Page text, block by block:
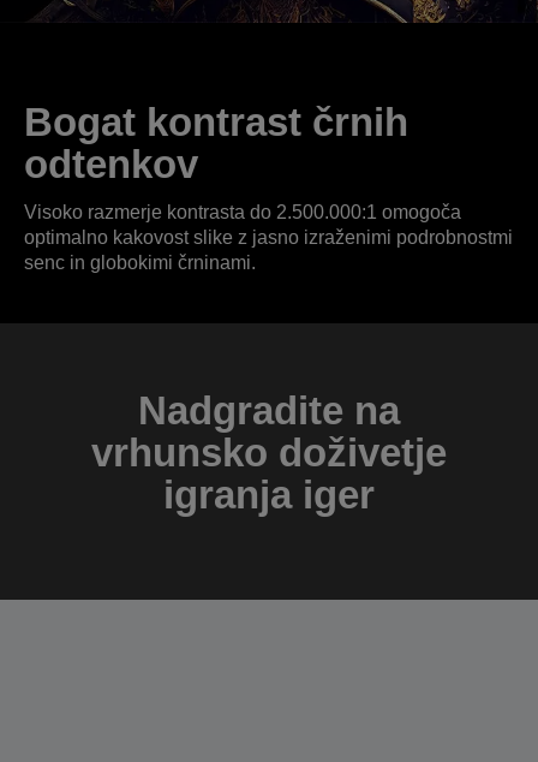
Bogat kontrast črnih
odtenkov
Visoko razmerje kontrasta do 2.500.000:1 omogoča
optimalno kakovost slike z jasno izraženimi podrobnostmi
senc in globokimi črninami.
Nadgradite na
vrhunsko doživetje
igranja iger